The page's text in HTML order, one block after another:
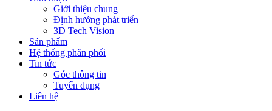
Giới thiệu chung
Định hướng phát triển
3D Tech Vision
Sản phẩm
Hệ thống phân phối
Tin tức
Góc thông tin
Tuyển dụng
Liên hệ